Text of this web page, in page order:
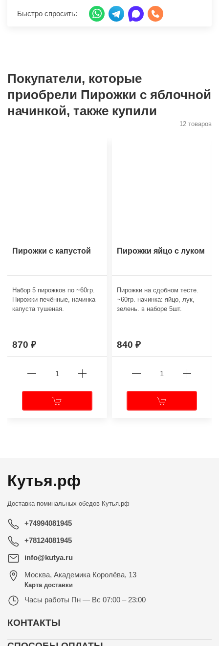
Быстро спросить:
Покупатели, которые
приобрели Пирожки с яблочной
начинкой, также купили
12 товаров
Пирожки с капустой
Набор 5 пирожков по ~60гр.
Пирожки печённые, начинка
капуста тушеная.
870
Пирожки яйцо с луком
Пирожки на сдобном тесте.
~60гр. начинка: яйцо, лук,
зелень. в наборе 5шт.
840
Кутья.рф
Доставка поминальных обедов Кутья.рф
+74994081945
+78124081945
info@kutya.ru
Москва, Академика Королёва, 13
Карта доставки
Часы работы Пн — Вс 07:00 – 23:00
КОНТАКТЫ